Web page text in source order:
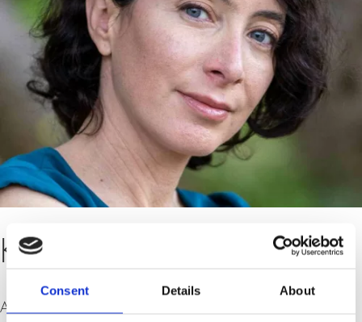
Consent Details About
Kurzbiografie
Ayelet Gundar-Goshen, geboren 1982, studierte